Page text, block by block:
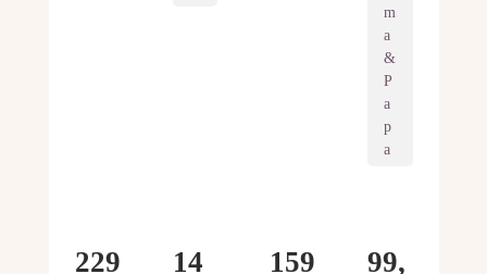
229
14
159
m
a
&
P
a
p
a
99,